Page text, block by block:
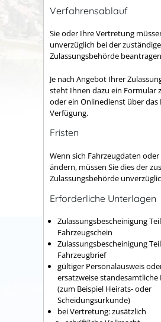
Verfahrensablauf
Sie oder Ihre Vertretung
unverzüglich bei der
Zulassungsbehörde
Je nach Angebot Ihrer
steht Ihnen dazu ein Formular
oder ein Onlinedienst über
Verfügung.
Fristen
Wenn sich Fahrzeugdaten
ändern, müssen Sie dies der
Zulassungsbehörde
Erforderliche Unterlagen
Zulassungsbescheinigung
Fahrzeugschein
Zulassungsbescheinigung
Fahrzeugbrief
gültiger Personalausweis
ersatzweise
(zum Beispiel Heirats- oder
Scheidungsurkunde)
bei Vertretung: zusätzlich